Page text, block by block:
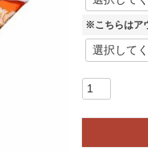
※こちらはア